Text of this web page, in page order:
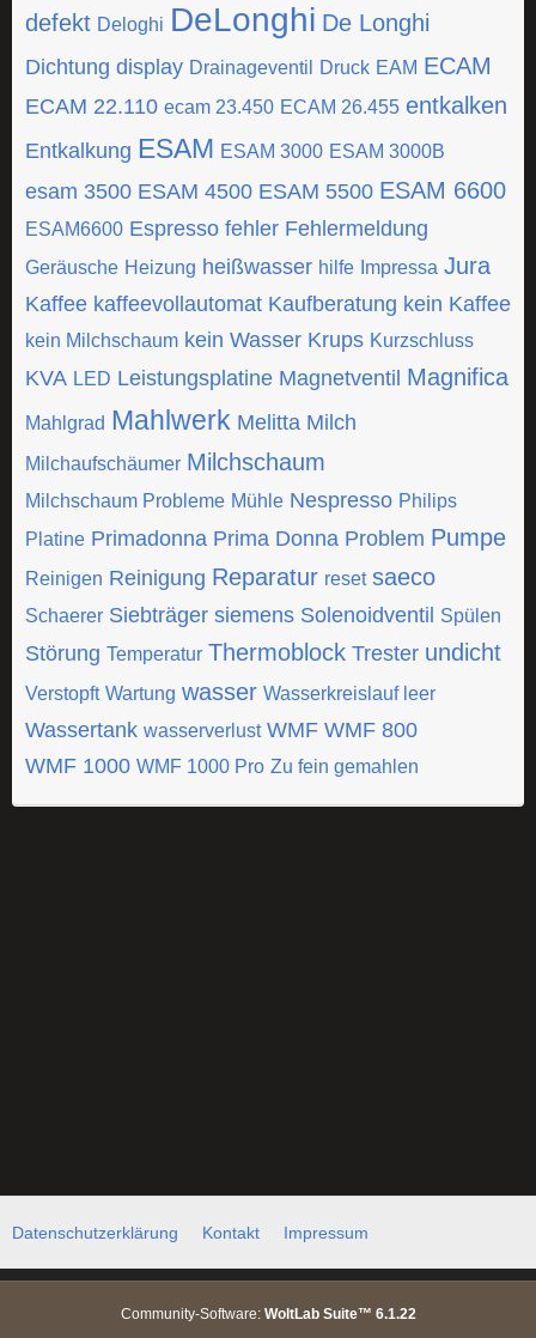
defekt Deloghi DeLonghi De Longhi
Dichtung display Drainageventil Druck EAM ECAM
ECAM 22.110 ecam 23.450 ECAM 26.455 entkalken
Entkalkung ESAM ESAM 3000 ESAM 3000B
esam 3500 ESAM 4500 ESAM 5500 ESAM 6600
ESAM6600 Espresso fehler Fehlermeldung
Geräusche Heizung heißwasser hilfe Impressa Jura
Kaffee kaffeevollautomat Kaufberatung kein Kaffee
kein Milchschaum kein Wasser Krups Kurzschluss
KVA LED Leistungsplatine Magnetventil Magnifica
Mahlgrad Mahlwerk Melitta Milch
Milchaufschäumer Milchschaum
Milchschaum Probleme Mühle Nespresso Philips
Platine Primadonna Prima Donna Problem Pumpe
Reinigen Reinigung Reparatur reset saeco
Schaerer Siebträger siemens Solenoidventil Spülen
Störung Temperatur Thermoblock Trester undicht
Verstopft Wartung wasser Wasserkreislauf leer
Wassertank wasserverlust WMF WMF 800
WMF 1000 WMF 1000 Pro Zu fein gemahlen
Datenschutzerklärung Kontakt Impressum
Community-Software: WoltLab Suite™ 6.1.22